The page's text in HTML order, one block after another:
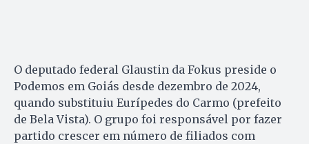
O deputado federal Glaustin da Fokus preside o
Podemos em Goiás desde dezembro de 2024,
quando substituiu Eurípedes do Carmo (prefeito
de Bela Vista). O grupo foi responsável por fazer
partido crescer em número de filiados com